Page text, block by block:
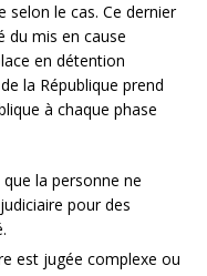
selon le cas. Ce dernier
du mis en cause
en détention
la République prend
à chaque phase
que la personne ne
pour des
est jugée complexe ou